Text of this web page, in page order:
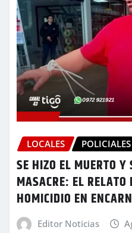
LOCALES POLICIALES
SE HIZO EL MUERTO
MASACRE: EL
HOMICIDIO EN
Editor Noticias